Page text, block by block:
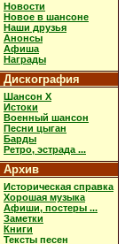
Новости
Новое в шансоне
Наши друзья
Анонсы
Афиша
Награды
Дискография
Шансон X
Истоки
Военный шансон
Песни цыган
Барды
Ретро, эстрада ...
Архив
Историческая справка
Хорошая музыка
Афиши, постеры ...
Заметки
Книги
Тексты песен